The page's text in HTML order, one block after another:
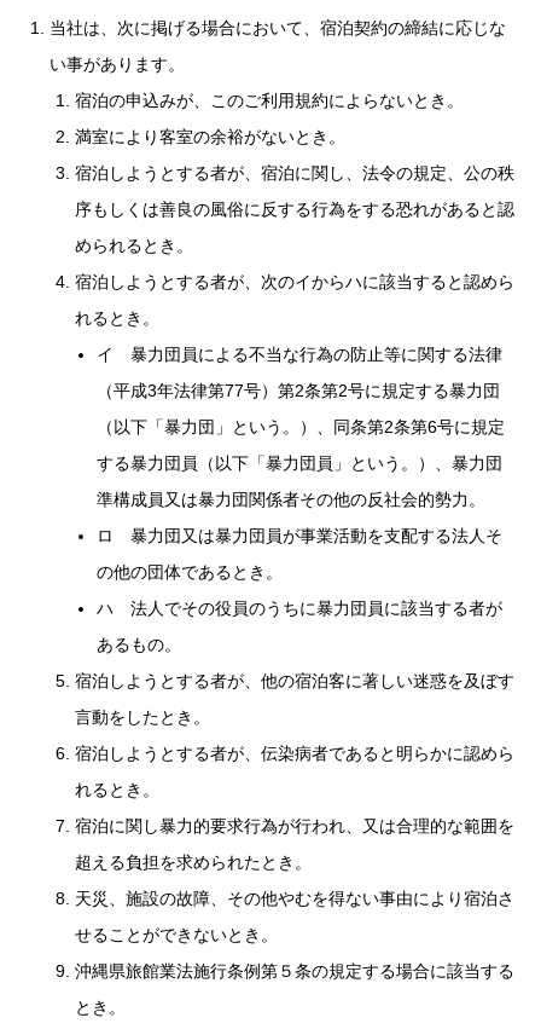
当社は、次に掲げる場合において、宿泊契約の締結に応じな
い事があります。
宿泊の申込みが、このご利用規約によらないとき。
満室により客室の余裕がないとき。
宿泊しようとする者が、宿泊に関し、法令の規定、公の秩
序もしくは善良の風俗に反する行為をする恐れがあると認
められるとき。
宿泊しようとする者が、次のイからハに該当すると認めら
れるとき。
イ 暴力団員による不当な行為の防止等に関する法律
（平成3年法律第77号）第2条第2号に規定する暴力団
（以下「暴力団」という。）、同条第2条第6号に規定
する暴力団員（以下「暴力団員」という。）、暴力団
準構成員又は暴力団関係者その他の反社会的勢力。
ロ 暴力団又は暴力団員が事業活動を支配する法人そ
の他の団体であるとき。
ハ 法人でその役員のうちに暴力団員に該当する者が
あるもの。
宿泊しようとする者が、他の宿泊客に著しい迷惑を及ぼす
言動をしたとき。
宿泊しようとする者が、伝染病者であると明らかに認めら
れるとき。
宿泊に関し暴力的要求行為が行われ、又は合理的な範囲を
超える負担を求められたとき。
天災、施設の故障、その他やむを得ない事由により宿泊さ
せることができないとき。
沖縄県旅館業法施行条例第５条の規定する場合に該当する
とき。